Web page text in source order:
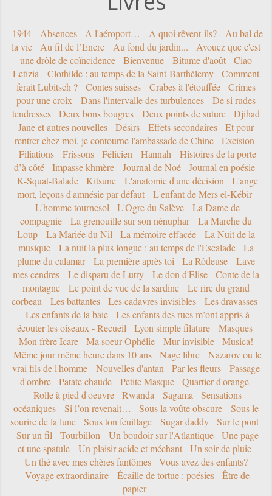
1944 Absences A l'aéroport… A quoi rêvent-ils?
Au bal de
la vie
Au fil de l’Encre Au fond du jardin...
Avouez que c'est
une drôle de coïncidence
Bienvenue Bitume d'août
Ciao
Letizia
Clothilde : au temps de la Saint-Barthélemy
Comment
ferait Lubitsch ?
Contes suisses Crabes à l'étouffée
Crimes
pour une croix
Dans l'intervalle des turbulences
De si rudes
tendresses
Deux bons bougres Deux points de suture
Djihad
Jane et autres nouvelles
Désirs Effets secondaires
Et pour
rentrer chez moi, je contourne l'ambassade de Chine
Excision
Filiations
Frissons Félicien Hannah
Histoires de la porte
d’à côté
Impasse khmère Journal de Noé
Journal en poésie
K-Squat-Balade
Kitsune L'anatomie d'une décision
L'ange
mort, leçons d'amnésie par défaut
L'enfant de Mers el-Kébir
L'homme tournesol
L'Ogre du Salève
La Dame de
compagnie
La grenouille sur son nénuphar
La Marche du
Loup
La Mariée du Nil La mémoire effacée
La Nuit de la
musique
La nuit la plus longue : au temps de l'Escalade
La
plume du calamar
La première après toi La Rôdeuse
Lave
mes cendres
Le disparu de Lutry
Le don d'Elise - Conte de la
montagne
Le point de vue de la sardine
Le rire du grand
corbeau
Les battantes Les cadavres invisibles
Les dravasses
Les enfants de la baie
Les enfants des rues m’ont appris à
écouter les oiseaux - Recueil
Lyon simple filature
Masques
Mon frère Icare - Ma soeur Ophélie
Mur invisible
Musica!
Même jour même heure dans 10 ans
Nage libre
Nazarov ou le
vrai fils de l'homme
Nouvelles d'antan Par les fleurs
Passage
d'ombre
Patate chaude Petite Masque
Quartier d'orange
Rolle à pied d'oeuvre
Rwanda Sagama
Sensations
océaniques
Si l’on revenait… Sous la voûte obscure
Sous le
sourire de la lune
Sous ton feuillage Sugar daddy
Sur le pont
Sur un fil
Tourbillon Un boudoir sur l'Atlantique
Une page
et une spatule
Un plaisir acide et méchant
Un soir de pluie
Un thé avec mes chères fantômes
Vous avez des enfants?
Voyage extraordinaire
Écaille de tortue : poésies
Être de
papier